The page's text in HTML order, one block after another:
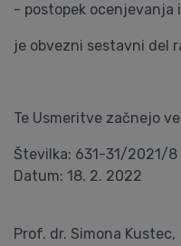
- postopek ocenjevanja
je obvezni sestavni del
Te Usmeritve začnejo
Številka: 631-31/2021/8
Datum: 18. 2. 2022
Prof. dr. Simona Kustec,